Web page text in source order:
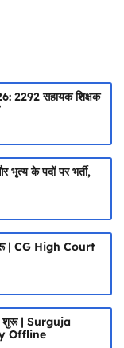
सहायक शिक्षक
भृत्य के पदों पर भर्ती,
शुरू | CG High Court
शुरू | Surguja
Offline